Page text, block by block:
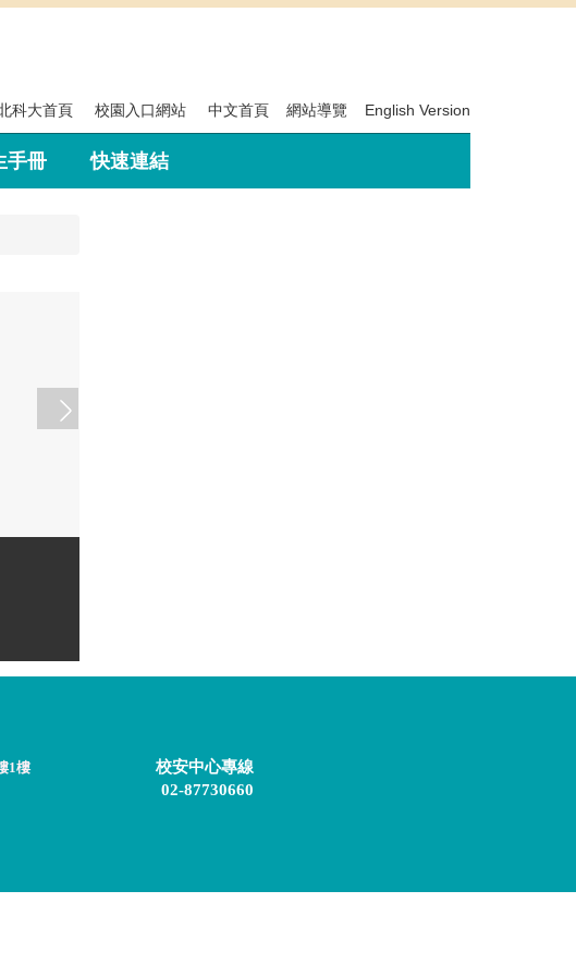
科大首頁 校園入口網站 中文首頁 網站導覽 English Version
手冊 快速連結
1樓
校安中心專線
02-87730660